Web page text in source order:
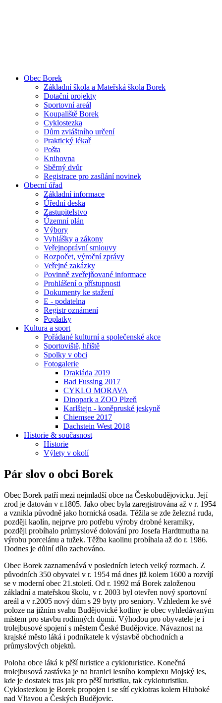
Obec Borek
Základní škola a Mateřská škola Borek
Dotační projekty
Sportovní areál
Koupaliště Borek
Cyklostezka
Dům zvláštního určení
Praktický lékař
Pošta
Knihovna
Sběrný dvůr
Registrace pro zasílání novinek
Obecní úřad
Základní informace
Úřední deska
Zastupitelstvo
Územní plán
Výbory
Vyhlášky a zákony
Veřejnoprávní smlouvy
Rozpočet, výroční zprávy
Veřejné zakázky
Povinně zveřejňované informace
Prohlášení o přístupnosti
Dokumenty ke stažení
E - podatelna
Registr oznámení
Poplatky
Kultura a sport
Pořádané kulturní a společenské akce
Sportoviště, hřiště
Spolky v obci
Fotogalerie
Drakiáda 2019
Bad Fussing 2017
CYKLO MORAVA
Dinopark a ZOO Plzeň
Karlštejn - koněpruské jeskyně
Chiemsee 2017
Dachstein West 2018
Historie & současnost
Historie
Výlety v okolí
Pár slov o obci Borek
Obec Borek patří mezi nejmladší obce na Českobudějovicku. Její
zrod je datován v r.1805. Jako obec byla zaregistrována až v r. 1954
a vznikla původně jako hornická osada. Těžila se zde železná ruda,
později kaolín, nejprve pro potřebu výroby drobné keramiky,
později probíhalo průmyslové dolování pro Josefa Hardtmutha na
výrobu porcelánu a tužek. Těžba kaolinu probíhala až do r. 1986.
Dodnes je důlní dílo zachováno.
Obec Borek zaznamenává v posledních letech velký rozmach. Z
původních 350 obyvatel v r. 1954 má dnes již kolem 1600 a rozvíjí
se v moderní obec 21.století. Od r. 1992 má Borek založenou
základní a mateřskou školu, v r. 2003 byl otevřen nový sportovní
areál a v r.2005 nový dům s 29 byty pro seniory. Vzhledem ke své
poloze na jižním svahu Budějovické kotliny je obec vyhledávaným
místem pro stavbu rodinných domů. Výhodou pro obyvatele je i
trolejbusové spojení s městem České Budějovice. Návaznost na
krajské město láká i podnikatele k výstavbě obchodních a
průmyslových objektů.
Poloha obce láká k pěší turistice a cykloturistice. Konečná
trolejbusová zastávka je na hranici lesního komplexu Mojský les,
kde je dostatek tras jak pro pěší turistiku, tak cykloturistiku.
Cyklostezkou je Borek propojen i se sítí cyklotras kolem Hluboké
nad Vltavou a Českých Budějovic.